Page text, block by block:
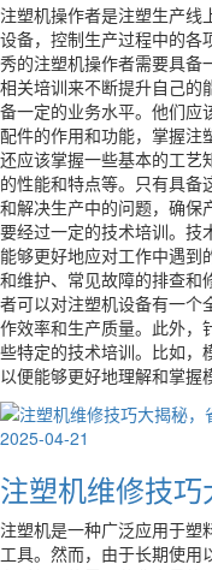
注塑机操作者是注塑生产线
设备，控制生产过程中的各
秀的注塑机操作者需要具备
相关培训来不断提升自己的
备一定的业务水平。他们应
配件的作用和功能，掌握注
还应该掌握一些基本的工艺
的性能和特点等。只有具备
和解决生产中的问题，确保
要经过一定的技术培训。技
能够更好地应对工作中遇到
和维护、常见故障的排查和
者可以对注塑机设备有一个
作效率和生产质量。此外，
些特定的技术培训。比如，
以便能够更好地理解和掌握
2025-04-21
注塑机维修技
注塑机是一种广泛应用于塑
工具。然而，由于长期使用